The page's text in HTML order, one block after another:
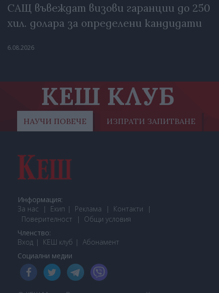
САЩ въвеждат визови гаранции до 250
хил. долара за определени кандидати
6.08.2026
КЕШ КЛУБ
НАУЧИ ПОВЕЧЕ ИЗПРАТИ ЗАПИТВАНЕ
Информация:
За нас
Екип Реклама
Контакти
Поверителност
Общи условия
Членство:
Вход
КЕШ клуб Абонамент
Социални медии